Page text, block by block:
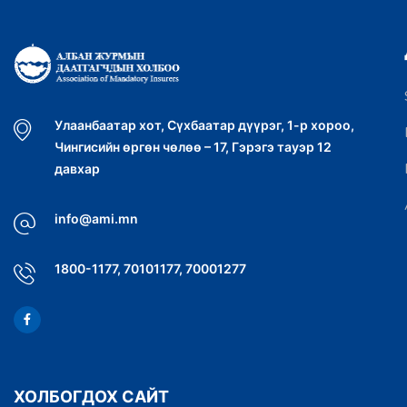
Улаанбаатар хот, Сүхбаатар дүүрэг, 1-р хороо,
Чингисийн өргөн чөлөө – 17, Гэрэгэ тауэр 12
давхар
info@ami.mn
1800-1177, 70101177, 70001277
ХОЛБОГДОХ САЙТ